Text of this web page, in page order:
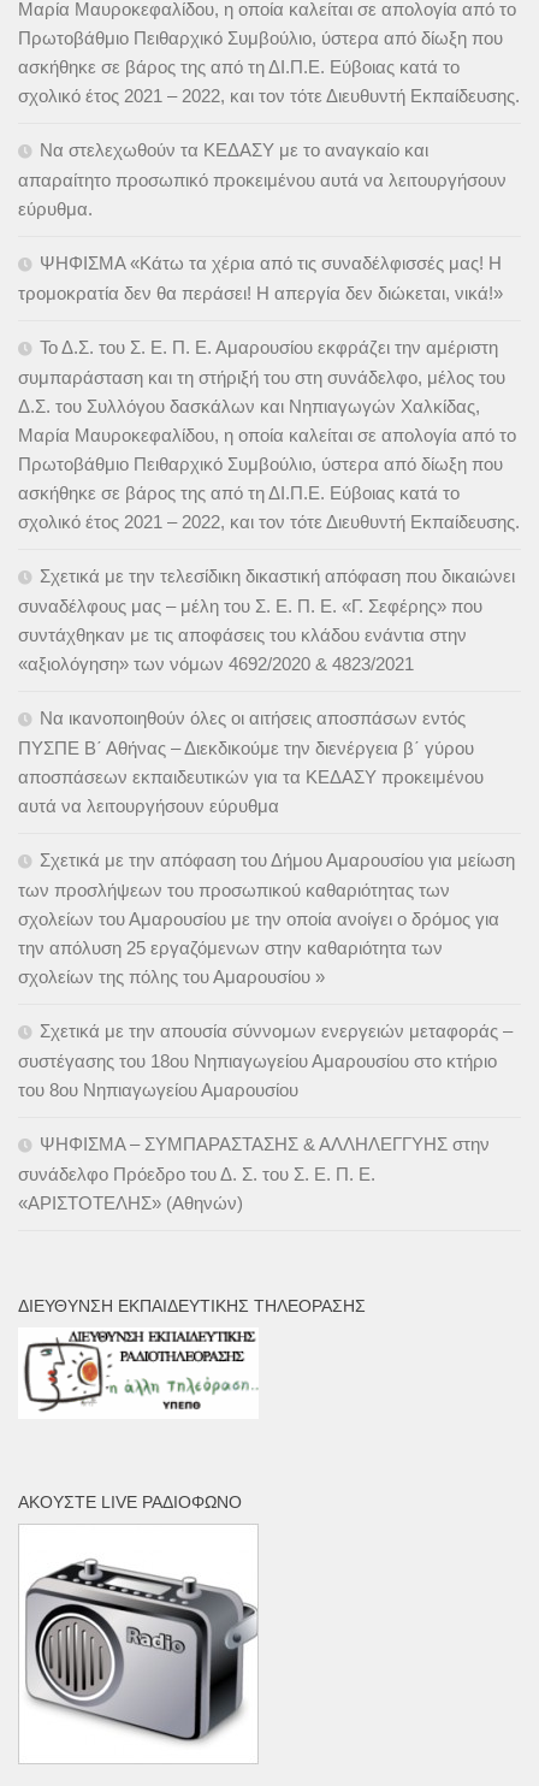
Μαρία Μαυροκεφαλίδου, η οποία καλείται σε απολογία από το
Πρωτοβάθμιο Πειθαρχικό Συμβούλιο, ύστερα από δίωξη που
ασκήθηκε σε βάρος της από τη ΔΙ.Π.Ε. Εύβοιας κατά το
σχολικό έτος 2021 – 2022, και τον τότε Διευθυντή Εκπαίδευσης.
Να στελεχωθούν τα ΚΕΔΑΣΥ με το αναγκαίο και
απαραίτητο προσωπικό προκειμένου αυτά να λειτουργήσουν
εύρυθμα.
ΨΗΦΙΣΜΑ «Κάτω τα χέρια από τις συναδέλφισσές μας! Η
τρομοκρατία δεν θα περάσει! Η απεργία δεν διώκεται, νικά!»
Το Δ.Σ. του Σ. Ε. Π. Ε. Αμαρουσίου εκφράζει την αμέριστη
συμπαράσταση και τη στήριξή του στη συνάδελφο, μέλος του
Δ.Σ. του Συλλόγου δασκάλων και Νηπιαγωγών Χαλκίδας,
Μαρία Μαυροκεφαλίδου, η οποία καλείται σε απολογία από το
Πρωτοβάθμιο Πειθαρχικό Συμβούλιο, ύστερα από δίωξη που
ασκήθηκε σε βάρος της από τη ΔΙ.Π.Ε. Εύβοιας κατά το
σχολικό έτος 2021 – 2022, και τον τότε Διευθυντή Εκπαίδευσης.
Σχετικά με την τελεσίδικη δικαστική απόφαση που δικαιώνει
συναδέλφους μας – μέλη του Σ. Ε. Π. Ε. «Γ. Σεφέρης» που
συντάχθηκαν με τις αποφάσεις του κλάδου ενάντια στην
«αξιολόγηση» των νόμων 4692/2020 & 4823/2021
Να ικανοποιηθούν όλες οι αιτήσεις αποσπάσων εντός
ΠΥΣΠΕ Β΄ Αθήνας – Διεκδικούμε την διενέργεια β΄ γύρου
αποσπάσεων εκπαιδευτικών για τα ΚΕΔΑΣΥ προκειμένου
αυτά να λειτουργήσουν εύρυθμα
Σχετικά με την απόφαση του Δήμου Αμαρουσίου για μείωση
των προσλήψεων του προσωπικού καθαριότητας των
σχολείων του Αμαρουσίου με την οποία ανοίγει ο δρόμος για
την απόλυση 25 εργαζόμενων στην καθαριότητα των
σχολείων της πόλης του Αμαρουσίου »
Σχετικά με την απουσία σύννομων ενεργειών μεταφοράς –
συστέγασης του 18ου Νηπιαγωγείου Αμαρουσίου στο κτήριο
του 8ου Νηπιαγωγείου Αμαρουσίου
ΨΗΦΙΣΜΑ – ΣΥΜΠΑΡΑΣΤΑΣΗΣ & ΑΛΛΗΛΕΓΓΥΗΣ στην
συνάδελφο Πρόεδρο του Δ. Σ. του Σ. Ε. Π. Ε.
«ΑΡΙΣΤΟΤΕΛΗΣ» (Αθηνών)
ΔΙΕΎΘΥΝΣΗ ΕΚΠΑΙΔΕΥΤΙΚΉΣ ΤΗΛΕΌΡΑΣΗΣ
ΑΚΟΎΣΤΕ LIVE ΡΑΔΙΌΦΩΝΟ